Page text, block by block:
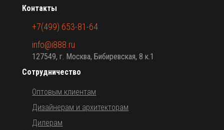
Сотрудничество
Оптовым клиентам
Дизайнерам и архитекторам
Дилерам
Контакты
+7(499) 653-81-64
info@i888.ru
127549, г. Москва, Бибиревская, 8 к.1